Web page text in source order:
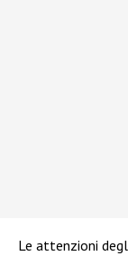
Le attenzioni